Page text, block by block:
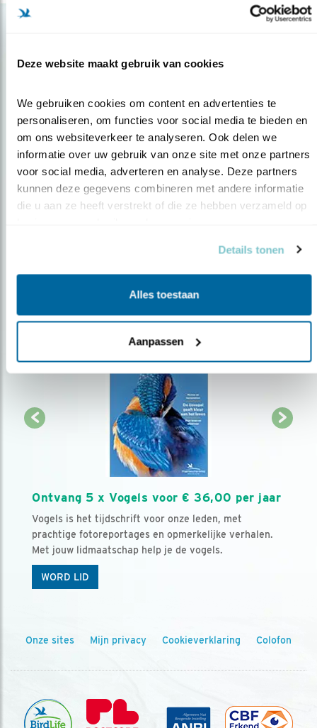
Deze website maakt gebruik van cookies
We gebruiken cookies om content en advertenties te
personaliseren, om functies voor social media te bieden en
om ons websiteverkeer te analyseren. Ook delen we
informatie over uw gebruik van onze site met onze partners
voor social media, adverteren en analyse. Deze partners
kunnen deze gegevens combineren met andere informatie
die u aan ze heeft verstrekt of die ze hebben verzameld op
Details tonen
Alles toestaan
Aanpassen
Op de hoogte blijven?
over vogels en activiteiten van Vogelbescherming.
AANMELDEN VOGELNIEUWS
Ontvang 5 x Vogels voor € 36,00 per jaar
Vogels is het tijdschrift voor onze leden, met
prachtige fotoreportages en opmerkelijke verhalen.
Met jouw lidmaatschap help je de vogels.
WORD LID
Onze sites Mijn privacy Cookieverklaring Colofon